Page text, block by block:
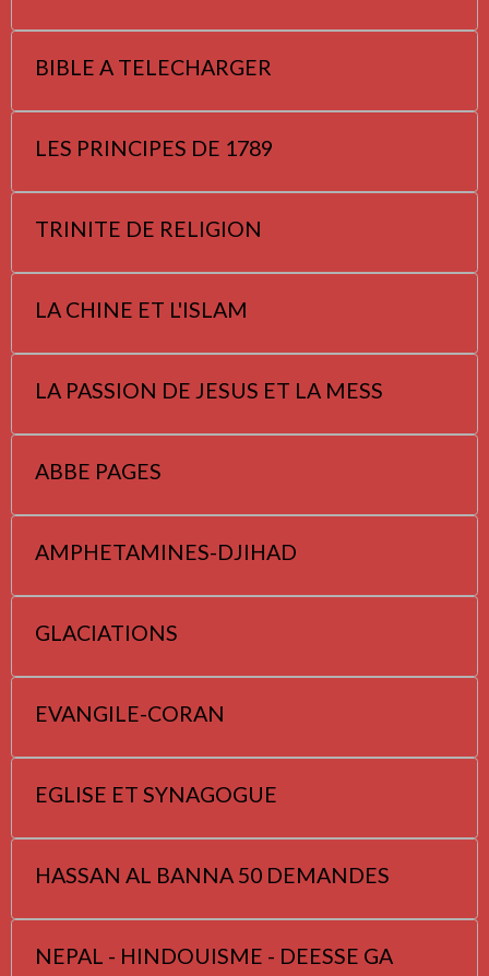
BIBLE A TELECHARGER
LES PRINCIPES DE 1789
TRINITE DE RELIGION
LA CHINE ET L'ISLAM
LA PASSION DE JESUS ET LA MESS
ABBE PAGES
AMPHETAMINES-DJIHAD
GLACIATIONS
EVANGILE-CORAN
EGLISE ET SYNAGOGUE
HASSAN AL BANNA 50 DEMANDES
NEPAL - HINDOUISME - DEESSE GA